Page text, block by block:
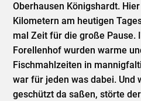
Oberhausen Königshardt.
Kilometern am heutigen
mal Zeit für die große Pause.
Forellenhof wurden warme
Fischmahlzeiten in
war für jeden was dabei. Und
geschützt da saßen, störte